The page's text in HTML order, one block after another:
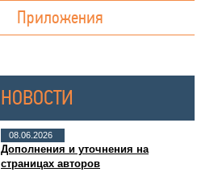
Приложения
НОВОСТИ
08.06.2026
Дополнения и уточнения на
страницах авторов